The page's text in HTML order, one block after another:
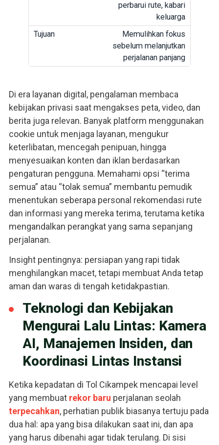
perbarui rute, kabari
keluarga
Memulihkan fokus
sebelum melanjutkan
perjalanan panjang
Di era layanan digital, pengalaman membaca
kebijakan privasi saat mengakses peta, video, dan
berita juga relevan. Banyak platform menggunakan
cookie untuk menjaga layanan, mengukur
keterlibatan, mencegah penipuan, hingga
menyesuaikan konten dan iklan berdasarkan
pengaturan pengguna. Memahami opsi “terima
semua” atau “tolak semua” membantu pemudik
menentukan seberapa personal rekomendasi rute
dan informasi yang mereka terima, terutama ketika
mengandalkan perangkat yang sama sepanjang
perjalanan.
Insight pentingnya: persiapan yang rapi tidak
menghilangkan macet, tetapi membuat Anda tetap
aman dan waras di tengah ketidakpastian.
Teknologi dan Kebijakan
Mengurai Lalu Lintas: Kamera
AI, Manajemen Insiden, dan
Koordinasi Lintas Instansi
Ketika kepadatan di Tol Cikampek mencapai level
yang membuat rekor baru perjalanan seolah
terpecahkan, perhatian publik biasanya tertuju pada
dua hal: apa yang bisa dilakukan saat ini, dan apa
yang harus dibenahi agar tidak terulang. Di sisi